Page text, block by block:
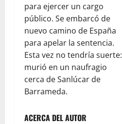
para ejercer un cargo
público. Se embarcó de
nuevo camino de España
para apelar la sentencia.
Esta vez no tendría suerte:
murió en un naufragio
cerca de Sanlúcar de
Barrameda.
ACERCA DEL AUTOR